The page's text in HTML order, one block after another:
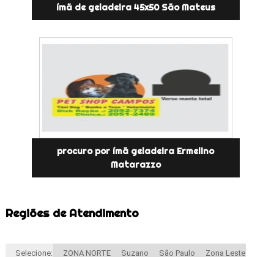
ímã de geladeira 45x50 São Mateus
procuro por ímã geladeira Ermelino
Matarazzo
Regiões de Atendimento
Selecione: ZONA NORTE Suzano São Paulo Zona Leste